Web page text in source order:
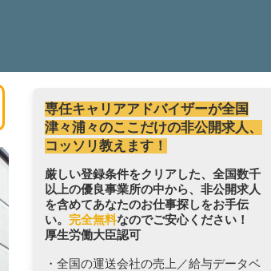
専任キャリアアドバイザーが全国
津々浦々のここだけの非公開求人、
コッソリ教えます！
厳しい登録条件をクリアした、全国数千
以上の優良事業所の中から、非公開求人
を含めてあなたのお仕事探しをお手伝
い。 完全無料なのでご安心ください！
厚生労働大臣認可
・全国の運送会社の売上／給与データベ